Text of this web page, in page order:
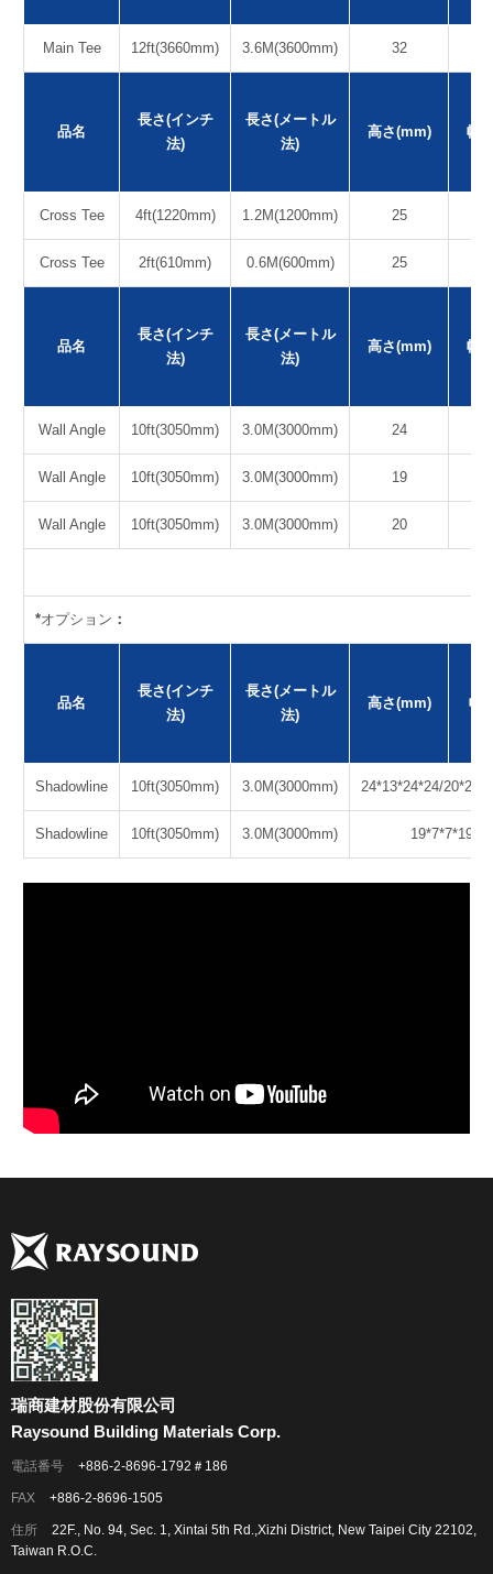
Main Tee 12ft(3660mm) 3.6M(3600mm) 32
品名
長さ(インチ
法)
長さ(メートル
法)
高さ(mm) 幅
Cross Tee 4ft(1220mm) 1.2M(1200mm) 25
Cross Tee 2ft(610mm) 0.6M(600mm) 25
品名
長さ(インチ
法)
長さ(メートル
法)
高さ(mm) 幅
Wall Angle 10ft(3050mm) 3.0M(3000mm) 24
Wall Angle 10ft(3050mm) 3.0M(3000mm) 19
Wall Angle 10ft(3050mm) 3.0M(3000mm) 20
*オプション ：
品名
長さ(インチ
法)
長さ(メートル
法)
高さ(mm) 幅
Shadowline 10ft(3050mm) 3.0M(3000mm) 24*13*24*24/
Shadowline 10ft(3050mm) 3.0M(3000mm) 19*7*7*19
瑞商建材股份有限公司
Raysound Building Materials Corp.
電話番号 +886-2-8696-1792＃186
FAX +886-2-8696-1505
住所
22F., No. 94, Sec. 1, Xintai 5th Rd.,Xizhi District, New Taipei City 22102,
Taiwan R.O.C.